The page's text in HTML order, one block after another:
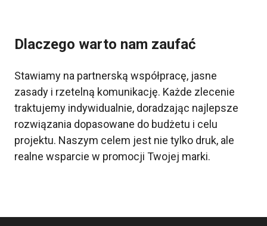
Dlaczego warto nam zaufać
Stawiamy na partnerską współpracę, jasne
zasady i rzetelną komunikację. Każde zlecenie
traktujemy indywidualnie, doradzając najlepsze
rozwiązania dopasowane do budżetu i celu
projektu. Naszym celem jest nie tylko druk, ale
realne wsparcie w promocji Twojej marki.